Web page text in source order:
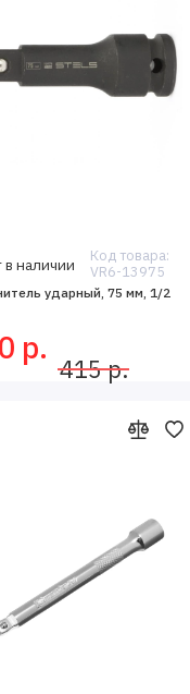
в наличии
Код товара:
VR6-13975
ударный, 75 мм, 1/2
р.
415 р.